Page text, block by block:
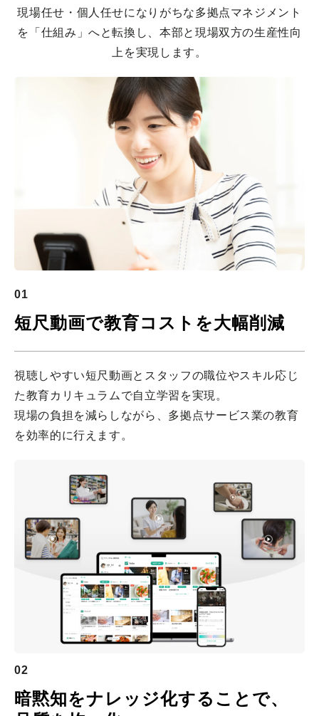
現場任せ・個人任せになりがちな多拠点マネジメント
を「仕組み」へと転換し、本部と現場双方の生産性向
上を実現します。
01
短尺動画で教育コストを大幅削減
視聴しやすい短尺動画とスタッフの職位やスキル応じ
た教育カリキュラムで自立学習を実現。
現場の負担を減らしながら、多拠点サービス業の教育
を効率的に行えます。
02
暗黙知をナレッジ化することで、